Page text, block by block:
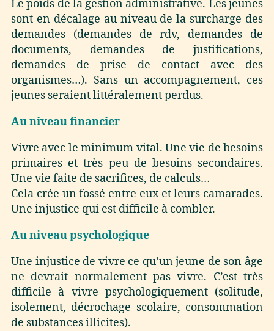
Le poids de la gestion administrative. Les jeunes
sont en décalage au niveau de la surcharge des
demandes (demandes de rdv, demandes de
documents, demandes de justifications,
demandes de prise de contact avec des
organismes…). Sans un accompagnement, ces
jeunes seraient littéralement perdus.
Au niveau financier
Vivre avec le minimum vital. Une vie de besoins
primaires et très peu de besoins secondaires.
Une vie faite de sacrifices, de calculs…
Cela crée un fossé entre eux et leurs camarades.
Une injustice qui est difficile à combler.
Au niveau psychologique
Une injustice de vivre ce qu’un jeune de son âge
ne devrait normalement pas vivre. C’est très
difficile à vivre psychologiquement (solitude,
isolement, décrochage scolaire, consommation
de substances illicites).